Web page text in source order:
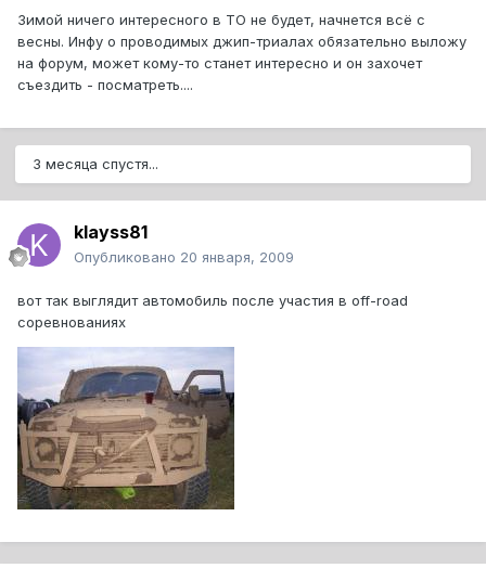
Зимой ничего интересного в ТО не будет, начнется всё с
весны. Инфу о проводимых джип-триалах обязательно выложу
на форум, может кому-то станет интересно и он захочет
съездить - посматреть....
3 месяца спустя...
klayss81
Опубликовано 20 января, 2009
вот так выглядит автомобиль после участия в off-road
соревнованиях